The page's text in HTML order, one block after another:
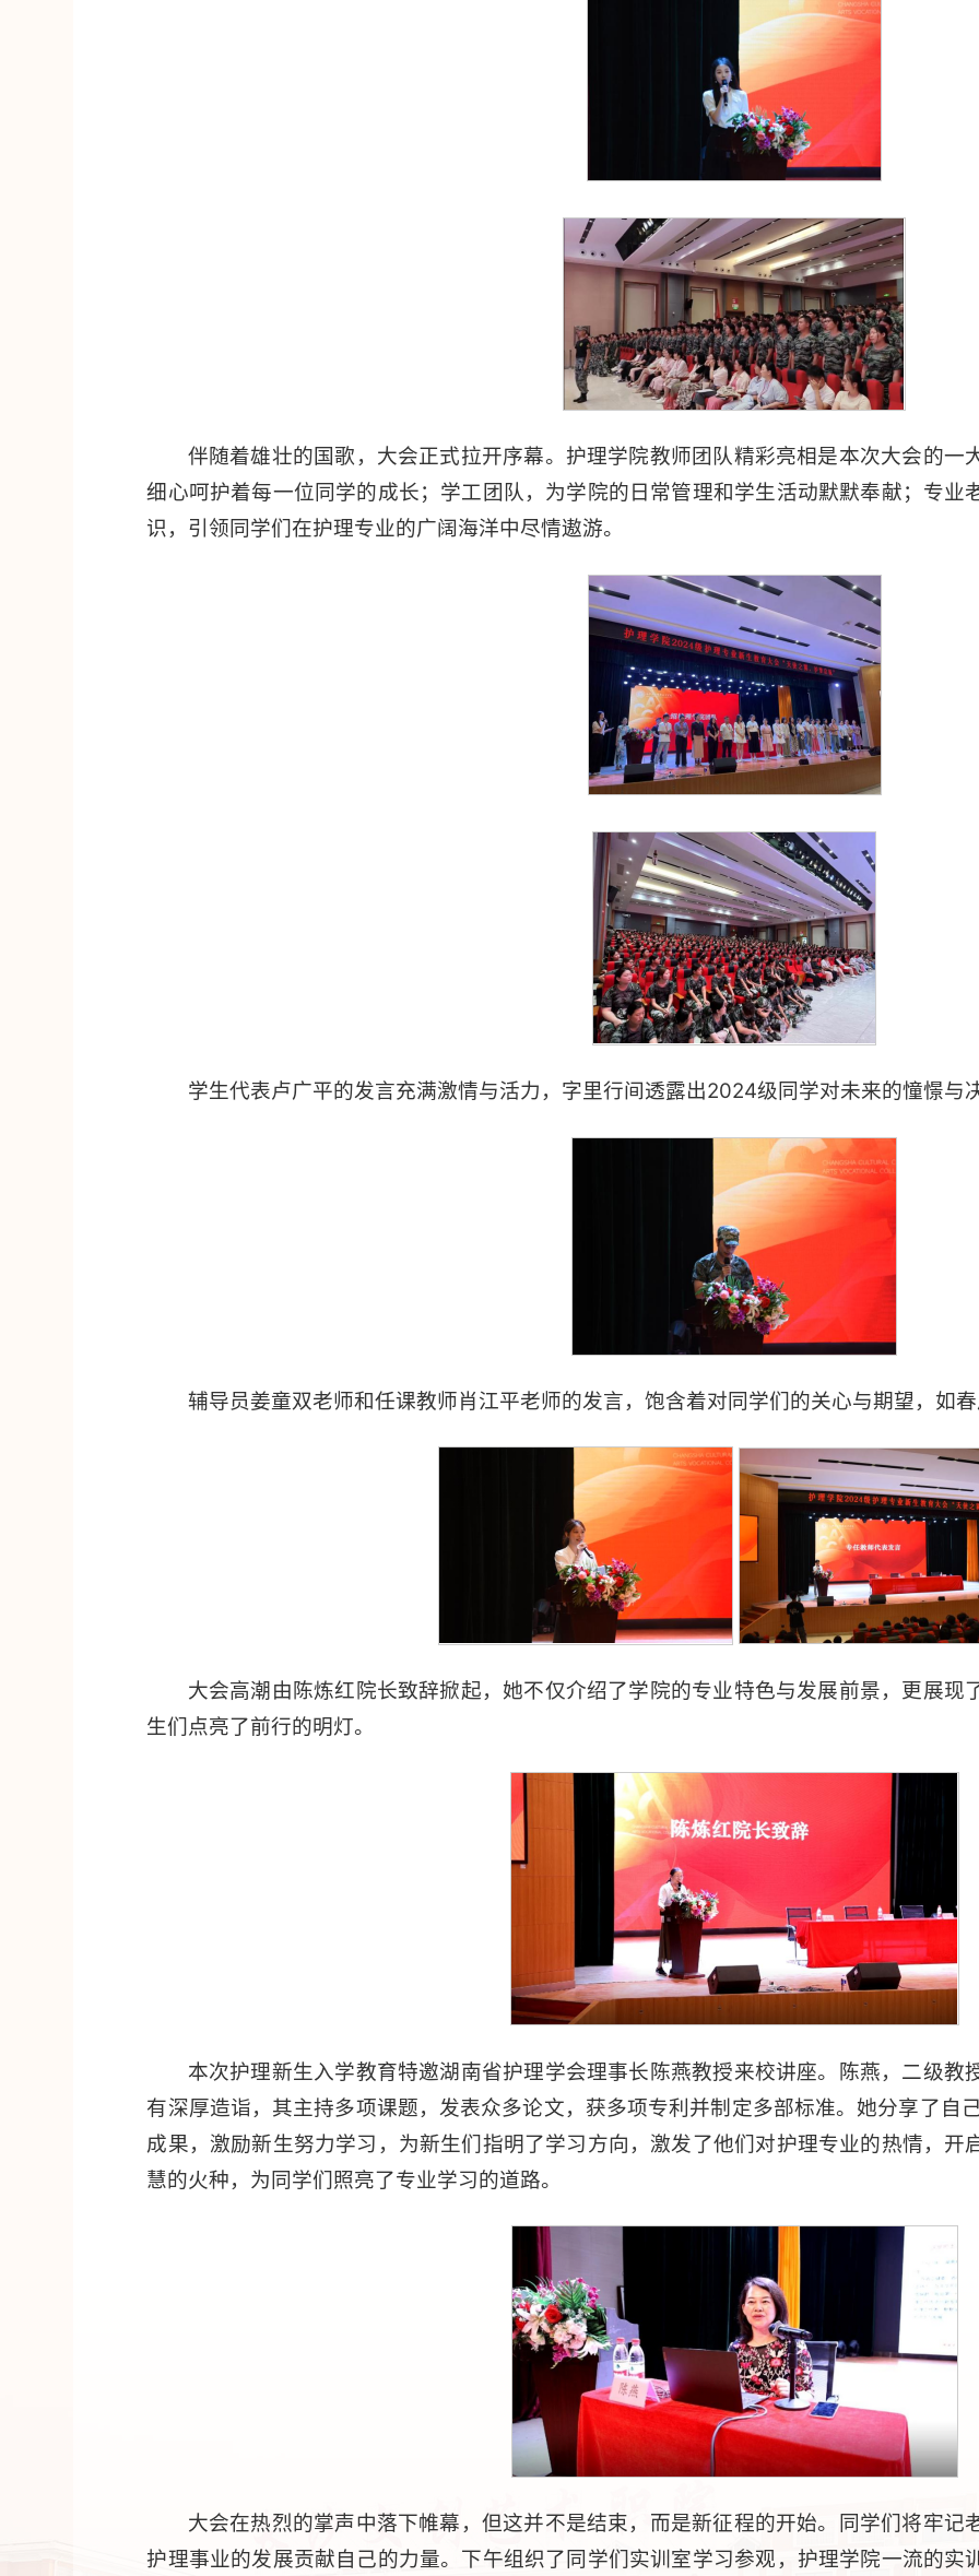
伴随着雄壮的国歌，大会正式拉开序幕。护理学院教师团队精彩亮相是本次大会的一
细心呵护着每一位同学的成长；学工团队，为学院的日常管理和学生活动默默奉献；专业
识，引领同学们在护理专业的广阔海洋中尽情遨游。
学生代表卢广平的发言充满激情与活力，字里行间透露出2024级同学对未来的憧憬与
辅导员姜童双老师和任课教师肖江平老师的发言，饱含着对同学们的关心与期望，如
大会高潮由陈炼红院长致辞掀起，她不仅介绍了学院的专业特色与发展前景，更展现
生们点亮了前行的明灯。
本次护理新生入学教育特邀湖南省护理学会理事长陈燕教授来校讲座。陈燕，二级教
有深厚造诣，其主持多项课题，发表众多论文，获多项专利并制定多部标准。她分享了自
成果，激励新生努力学习，为新生们指明了学习方向，激发了他们对护理专业的热情，开
慧的火种，为同学们照亮了专业学习的道路。
大会在热烈的掌声中落下帷幕，但这并不是结束，而是新征程的开始。同学们将牢记
护理事业的发展贡献自己的力量。下午组织了同学们实训室学习参观，护理学院一流的实